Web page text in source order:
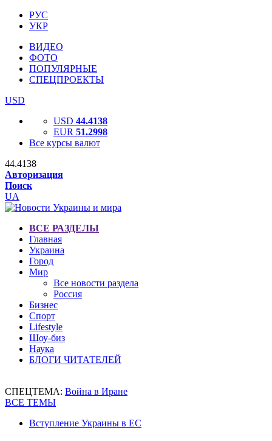
РУС
УКР
ВИДЕО
ФОТО
ПОПУЛЯРНЫЕ
СПЕЦПРОЕКТЫ
USD
USD 44.4138
EUR 51.2998
Все курсы валют
44.4138
Авторизация
Поиск
UA
ВСЕ РАЗДЕЛЫ
Главная
Украина
Город
Мир
Все новости раздела
Россия
Бизнес
Спорт
Lifestyle
Шоу-биз
Наука
БЛОГИ ЧИТАТЕЛЕЙ
СПЕЦТЕМА: Война в Иране
ВСЕ ТЕМЫ
Вступление Украины в ЕС